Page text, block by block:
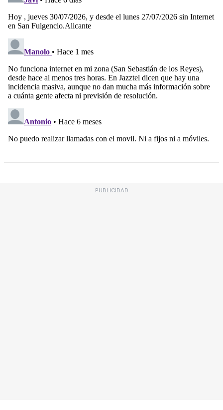
PUBLICIDAD